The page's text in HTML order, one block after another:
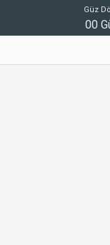
Güz
00